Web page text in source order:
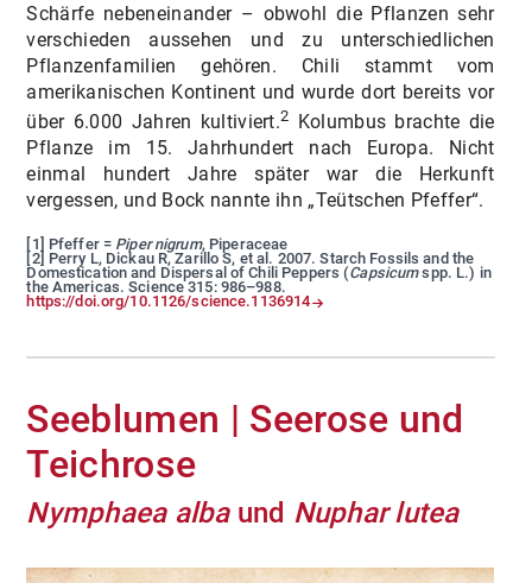
Schärfe nebeneinander – obwohl die Pflanzen sehr
verschieden aussehen und zu unterschiedlichen
Pflanzenfamilien gehören. Chili stammt vom
amerikanischen Kontinent und wurde dort bereits vor
über 6.000 Jahren kultiviert.2 Kolumbus brachte die
Pflanze im 15. Jahrhundert nach Europa. Nicht
einmal hundert Jahre später war die Herkunft
vergessen, und Bock nannte ihn „Teütschen Pfeffer“.
[1] Pfeffer = Piper nigrum, Piperaceae
[2] Perry L, Dickau R, Zarillo S, et al. 2007. Starch Fossils and the
Domestication and Dispersal of Chili Peppers (Capsicumspp. L.) in
the Americas. Science 315: 986–988.
https://doi.org/10.1126/science.1136914
Seeblumen | Seerose und
Teichrose
Nymphaea alba und Nuphar lutea